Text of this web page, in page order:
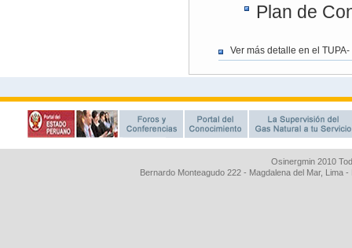
Osinergmin 2010
Bernardo Monteagudo 222 - Magdalena del Mar, Lima